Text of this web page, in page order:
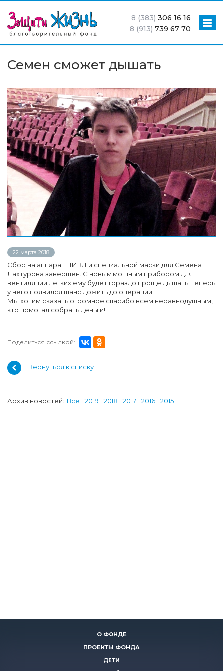
8 (383) 306 16 16
8 (913) 739 67 70
Семен сможет дышать
22 марта 2018
Сбор на аппарат НИВЛ и специальной маски для Семена
Лахтурова завершен. С новым мощным прибором для
вентиляции легких ему будет гораздо проще дышать. Теперь
у него появился шанс дожить до операции!
Мы хотим сказать огромное спасибо всем неравнодушным,
кто помогал собрать деньги!
Поделиться ссылкой:
Вернуться к списку
Архив новостей: Все 2019 2018 2017 2016 2015
О ФОНДЕ
ПРОЕКТЫ ФОНДА
ДЕТИ